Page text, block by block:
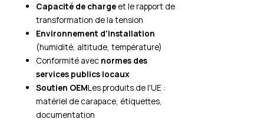
Capacité de charge et le rapport de
transformation de la tension
Environnement d'installation
(humidité, altitude, température)
Conformité avec normes des
services publics locaux
Soutien OEMLes produits de l'UE :
matériel de carapace, étiquettes,
documentation